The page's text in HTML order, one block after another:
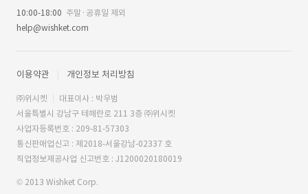
10:00-18:00 주말·공휴일 제외
help@wishket.com
이용약관 개인정보 처리방침
㈜위시켓
대표이사 : 박우범
서울특별시 강남구 테헤란로 211 3층 ㈜위시켓
사업자등록번호 : 209-81-57303
통신판매업신고 : 제2018-서울강남-02337 호
직업정보제공사업 신고번호 : J1200020180019
© 2013 Wishket Corp.